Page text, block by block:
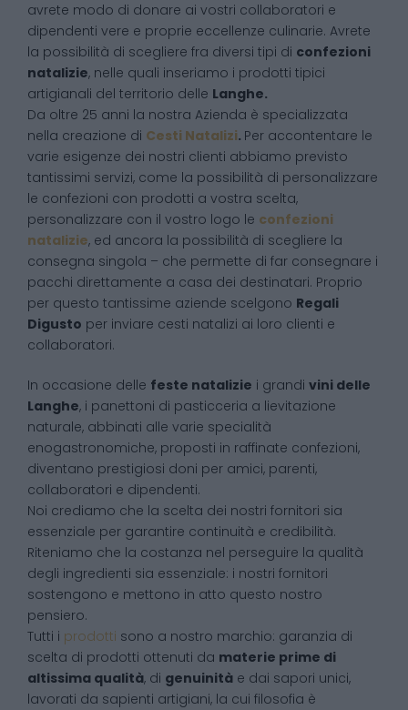
avrete modo di donare ai vostri collaboratori e
dipendenti vere e proprie eccellenze culinarie. Avrete
la possibilità di scegliere fra diversi tipi di confezioni
natalizie, nelle quali inseriamo i prodotti tipici
artigianali del territorio delle Langhe.
Da oltre 25 anni la nostra Azienda è specializzata
nella creazione di Cesti Natalizi. Per accontentare le
varie esigenze dei nostri clienti abbiamo previsto
tantissimi servizi, come la possibilità di personalizzare
le confezioni con prodotti a vostra scelta,
personalizzare con il vostro logo le confezioni
natalizie, ed ancora la possibilità di scegliere la
consegna singola – che permette di far consegnare i
pacchi direttamente a casa dei destinatari. Proprio
per questo tantissime aziende scelgono Regali
Digusto per inviare cesti natalizi ai loro clienti e
collaboratori.
In occasione delle feste natalizie i grandi vini delle
Langhe, i panettoni di pasticceria a lievitazione
naturale, abbinati alle varie specialità
enogastronomiche, proposti in raffinate confezioni,
diventano prestigiosi doni per amici, parenti,
collaboratori e dipendenti.
Noi crediamo che la scelta dei nostri fornitori sia
essenziale per garantire continuità e credibilità.
Riteniamo che la costanza nel perseguire la qualità
degli ingredienti sia essenziale: i nostri fornitori
sostengono e mettono in atto questo nostro
pensiero.
Tutti i prodotti sono a nostro marchio: garanzia di
scelta di prodotti ottenuti da materie prime di
altissima qualità, di genuinità e dai sapori unici,
lavorati da sapienti artigiani, la cui filosofia è